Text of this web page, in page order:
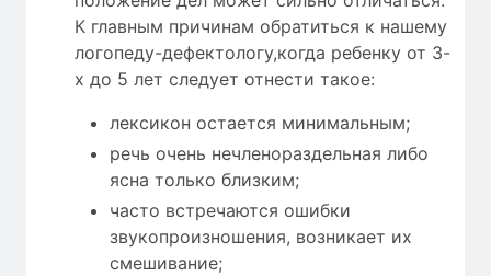
К главным причинам обратиться к нашему
логопеду-дефектологу,когда ребенку от 3-
х до 5 лет следует отнести такое:
лексикон остается минимальным;
речь очень нечленораздельная либо
ясна только близким;
часто встречаются ошибки
звукопроизношения, возникает их
смешивание;